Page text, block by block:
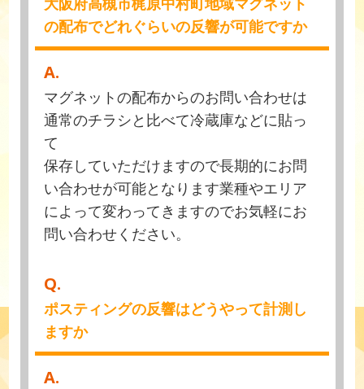
の配布でどれぐらいの反響が可能ですか
A.
マグネットの配布からのお問い合わせは
通常のチラシと比べて冷蔵庫などに貼っ
て
保存していただけますので長期的にお問
い合わせが可能となります業種やエリア
によって変わってきますのでお気軽にお
問い合わせください。
Q.
ポスティングの反響はどうやって計測し
ますか
A.